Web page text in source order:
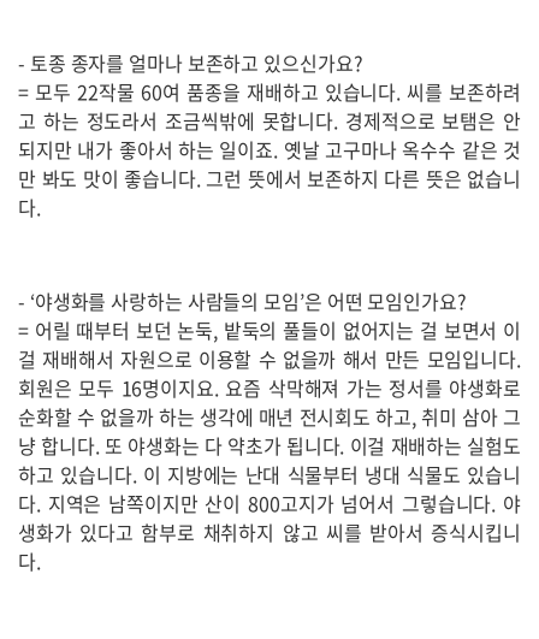
- 토종 종자를 얼마나 보존하고 있으신가요?
= 모두 22작물 60여 품종을 재배하고 있습니다. 씨를 보존하려
고 하는 정도라서 조금씩밖에 못합니다. 경제적으로 보탬은 안
되지만 내가 좋아서 하는 일이죠. 옛날 고구마나 옥수수 같은 것
만 봐도 맛이 좋습니다. 그런 뜻에서 보존하지 다른 뜻은 없습니
다.
- ‘야생화를 사랑하는 사람들의 모임’은 어떤 모임인가요?
= 어릴 때부터 보던 논둑, 밭둑의 풀들이 없어지는 걸 보면서 이
걸 재배해서 자원으로 이용할 수 없을까 해서 만든 모임입니다.
회원은 모두 16명이지요. 요즘 삭막해져 가는 정서를 야생화로
순화할 수 없을까 하는 생각에 매년 전시회도 하고, 취미 삼아 그
냥 합니다. 또 야생화는 다 약초가 됩니다. 이걸 재배하는 실험도
하고 있습니다. 이 지방에는 난대 식물부터 냉대 식물도 있습니
다. 지역은 남쪽이지만 산이 800고지가 넘어서 그렇습니다. 야
생화가 있다고 함부로 채취하지 않고 씨를 받아서 증식시킵니
다.